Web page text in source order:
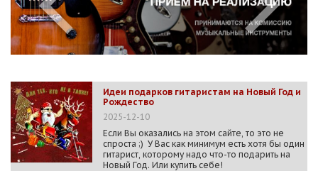
Идеи подарков гитаристам на Новый Год и
Рождество
2025-12-10
Если Вы оказались на этом сайте, то это не
спроста ;) У Вас как минимум есть хотя бы один
гитарист, которому надо что-то подарить на
Новый Год. Или купить себе!